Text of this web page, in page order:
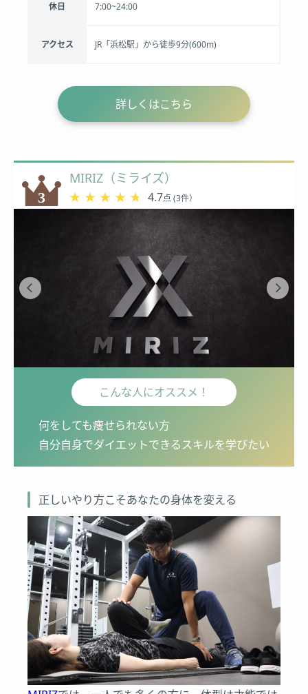
休日 7:00~24:00
アクセス JR「浜松駅」から徒歩9分(600m)
詳しくはこちら
MIRIZ（ミライズ）
★★★★★
★★★★★ 4.7点 (3件）
こんな人にオススメ！
何をしても痩せられない方
自分自身でダイエットできるスキルを学びたい
正しいやり方こそあなたの身体を変える